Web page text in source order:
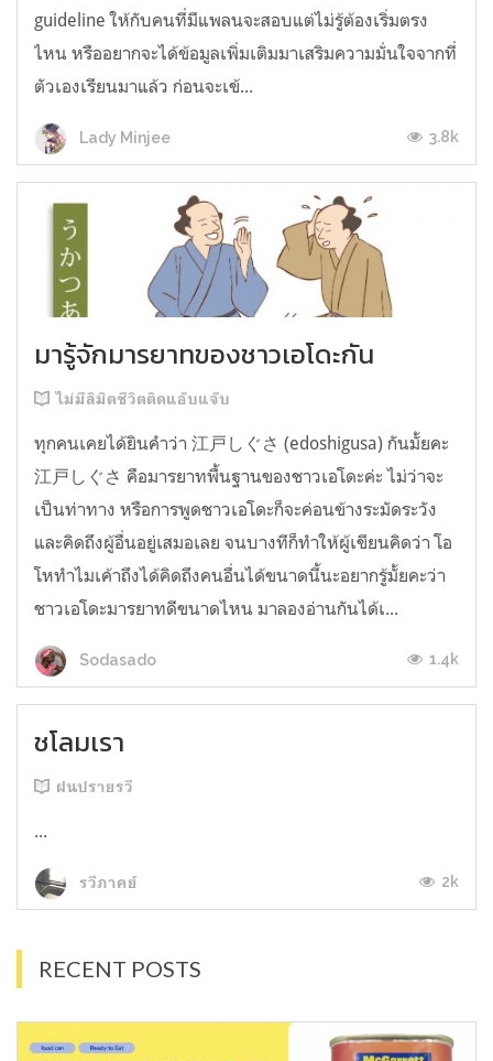
guideline ให้กับคนที่มีแพลนจะสอบแต่ไม่รู้ต้องเริ่มตรง
ไหน หรืออยากจะได้ข้อมูลเพิ่มเติมมาเสริมความมั่นใจจากที่
ตัวเองเรียนมาแล้ว ก่อนจะเข้...
Lady Minjee 3.8k
มารู้จักมารยาทของชาวเอโดะกัน
ไม่มีลิมิตชีวิตติดแอ๊บแจ๊บ
ทุกคนเคยได้ยินคำว่า 江戸しぐさ (edoshigusa) กันมั้ยคะ
江戸しぐさ คือมารยาทพื้นฐานของชาวเอโดะค่ะ ไม่ว่าจะ
เป็นท่าทาง หรือการพูดชาวเอโดะก็จะค่อนข้างระมัดระวัง
และคิดถึงผู้อื่นอยู่เสมอเลย จนบางทีก็ทำให้ผู้เขียนคิดว่า โอ
โหทำไมเค้าถึงได้คิดถึงคนอื่นได้ขนาดนี้นะอยากรู้มั้ยคะว่า
ชาวเอโดะมารยาทดีขนาดไหน มาลองอ่านกันได้เ...
Sodasado 1.4k
ชโลมเรา
ฝนปรายรวี
...
รวีภาคย์ 2k
RECENT POSTS